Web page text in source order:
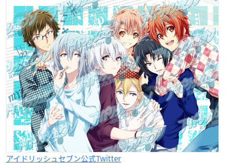
アイドリッシュセブン公式Twitter